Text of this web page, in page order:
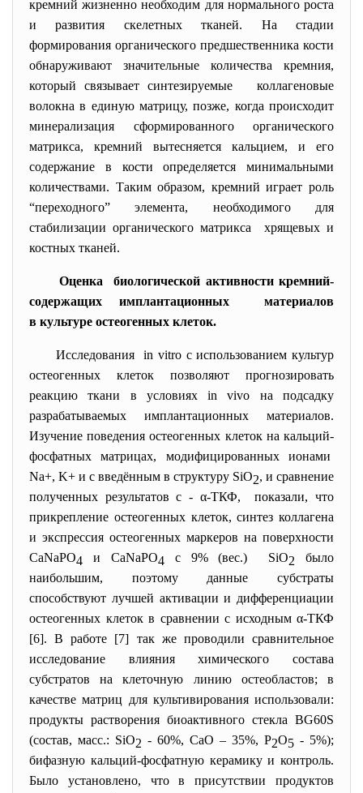
кремний жизненно необходим для нормального роста
и развития скелетных тканей. На стадии
формирования органического предшественника кости
обнаруживают значительные количества кремния,
который связывает синтезируемые коллагеновые
волокна в единую матрицу, позже, когда происходит
минерализация сформированного органического
матрикса, кремний вытесняется кальцием, и его
содержание в кости определяется минимальными
количествами. Таким образом, кремний играет роль
“переходного” элемента, необходимого для
стабилизации органического матрикса хрящевых и
костных тканей.
Оценка биологической активности кремний-
содержащих имплантационных материалов
в культуре остеогенных клеток.
Исследования in vitro с использованием культур
остеогенных клеток позволяют прогнозировать
реакцию ткани в условиях in vivo на подсадку
разрабатываемых имплантационных материалов.
Изучение поведения остеогенных клеток на кальций-
фосфатных матрицах, модифицированных ионами
Na+, K+ и с введённым в структуру SiO2, и сравнение
полученных результатов с - α-ТКФ, показали, что
прикрепление остеогенных клеток, синтез коллагена
и экспрессия остеогенных маркеров на поверхности
CaNaPO4 и CaNaPO4 с 9% (вес.) SiO2 было
наибольшим, поэтому данные субстраты
способствуют лучшей активации и дифференциации
остеогенных клеток в сравнении с исходным α-ТКФ
[6]. В работе [7] так же проводили сравнительное
исследование влияния химического состава
субстратов на клеточную линию остеобластов; в
качестве матриц для культивирования использовали:
продукты растворения биоактивного стекла BG60S
(состав, масс.: SiO2 - 60%, CaO – 35%, P2O5 - 5%);
бифазную кальций-фосфатную керамику и контроль.
Было установлено, что в присутствии продуктов